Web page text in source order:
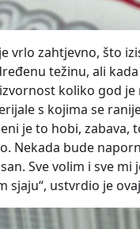
vrlo zahtjevno, što
težinu, ali
koliko god
s kojima se
je to hobi, zabava,
Nekada bude
Sve volim i sve
sjaju“, ustvrdio je